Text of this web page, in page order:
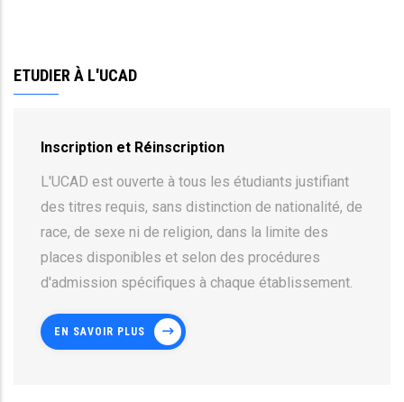
ETUDIER À L'UCAD
Inscription et Réinscription
L'UCAD est ouverte à tous les étudiants justifiant
des titres requis, sans distinction de nationalité, de
race, de sexe ni de religion, dans la limite des
places disponibles et selon des procédures
d'admission spécifiques à chaque établissement.
EN SAVOIR PLUS